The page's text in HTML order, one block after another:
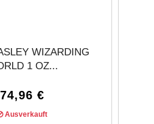
WIZARDING
1 OZ...
74,96 €
Ausverkauft